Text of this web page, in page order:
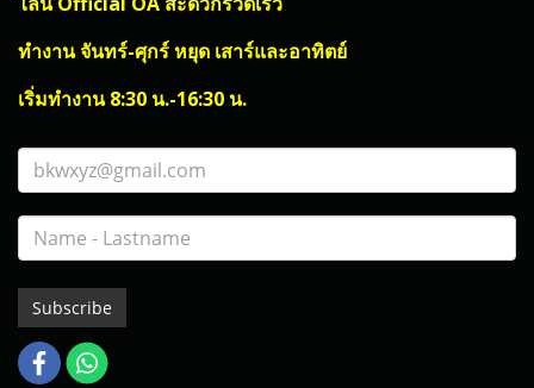
ทำงาน จันทร์-ศุกร์ หยุด เสาร์และอาทิตย์
เริ่มทำงาน 8:30 น.-16:30 น.
Subscribe